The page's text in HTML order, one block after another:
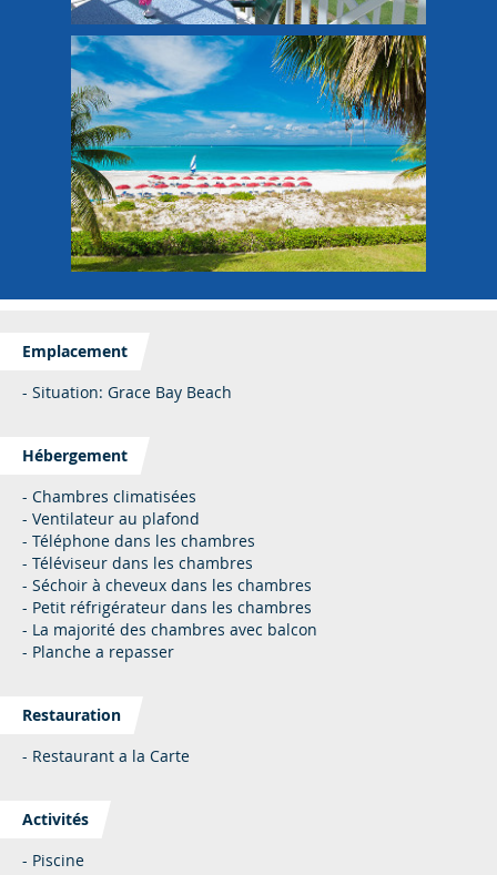
Emplacement
- Situation: Grace Bay Beach
Hébergement
- Chambres climatisées
- Ventilateur au plafond
- Téléphone dans les chambres
- Téléviseur dans les chambres
- Séchoir à cheveux dans les chambres
- Petit réfrigérateur dans les chambres
- La majorité des chambres avec balcon
- Planche a repasser
Restauration
- Restaurant a la Carte
Activités
- Piscine